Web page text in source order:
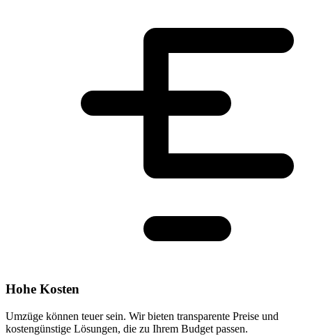
Hohe Kosten
Umzüge können teuer sein. Wir bieten transparente Preise und
kostengünstige Lösungen, die zu Ihrem Budget passen.